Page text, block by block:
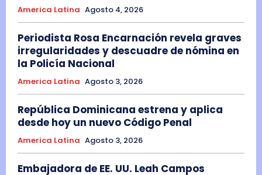
America Latina Agosto 4, 2026
Periodista Rosa Encarnación revela graves
irregularidades y descuadre de nómina en
la Policía Nacional
America Latina Agosto 3, 2026
República Dominicana estrena y aplica
desde hoy un nuevo Código Penal
America Latina Agosto 3, 2026
Embajadora de EE. UU. Leah Campos